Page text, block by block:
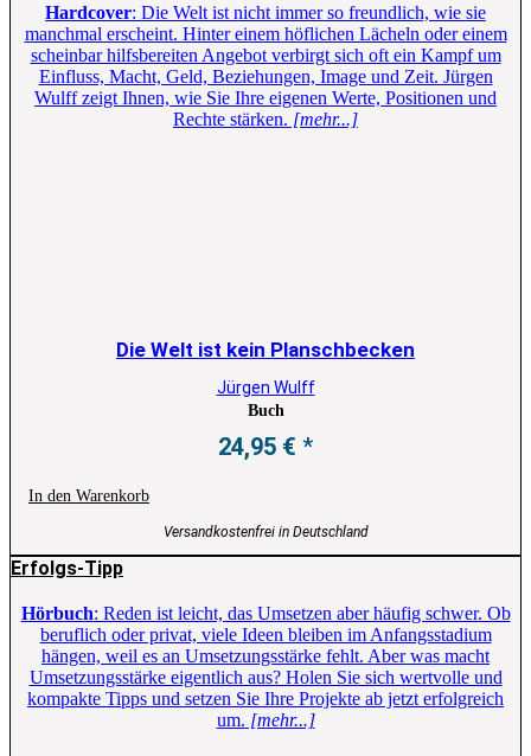
Hardcover: Die Welt ist nicht immer so freundlich, wie sie
manchmal erscheint. Hinter einem höflichen Lächeln oder einem
scheinbar hilfsbereiten Angebot verbirgt sich oft ein Kampf um
Einfluss, Macht, Geld, Beziehungen, Image und Zeit. Jürgen
Wulff zeigt Ihnen, wie Sie Ihre eigenen Werte, Positionen und
Rechte stärken. [mehr...]
Die Welt ist kein Planschbecken
Jürgen Wulff
Buch
24,95 €
In den Warenkorb
Versandkostenfrei in Deutschland
Erfolgs-Tipp
Hörbuch: Reden ist leicht, das Umsetzen aber häufig schwer. Ob
beruflich oder privat, viele Ideen bleiben im Anfangsstadium
hängen, weil es an Umsetzungsstärke fehlt. Aber was macht
Umsetzungsstärke eigentlich aus? Holen Sie sich wertvolle und
kompakte Tipps und setzen Sie Ihre Projekte ab jetzt erfolgreich
um. [mehr...]